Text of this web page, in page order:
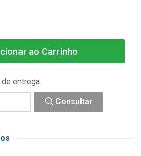
ao Carrinho
entrega
Consultar